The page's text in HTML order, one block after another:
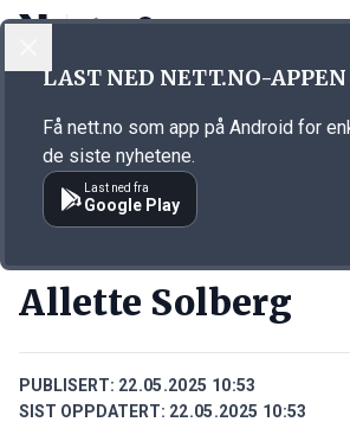
Annonsørinnhold
Allette Solberg
PUBLISERT: 22.05.2025 10:53
SIST OPPDATERT: 22.05.2025 10:53
LAST NED NETT.NO-APPEN
Få nett.no som app på Android for
de siste nyhetene.
Last ned fra
Google Play